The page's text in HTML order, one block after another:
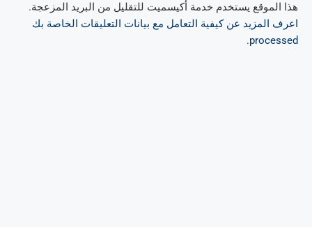
هذا الموقع يستخدم خدمة أكيسميت للتقليل من البريد المزعجة.
اعرف المزيد عن كيفية التعامل مع بيانات التعليقات الخاصة بك
processed
.